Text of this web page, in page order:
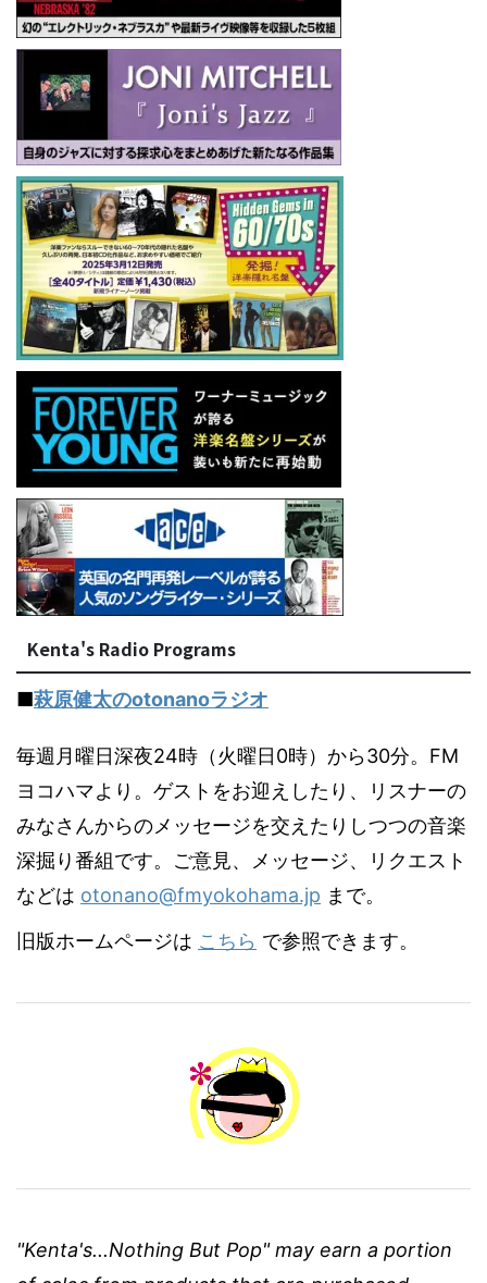
Kenta's Radio Programs
■萩原健太のotonanoラジオ
毎週月曜日深夜24時（火曜日0時）から30分。FM
ヨコハマより。ゲストをお迎えしたり、リスナーの
みなさんからのメッセージを交えたりしつつの音楽
深掘り番組です。ご意見、メッセージ、リクエスト
などは otonano@fmyokohama.jp まで。
旧版ホームページは こちら で参照できます。
"Kenta's...Nothing But Pop" may earn a portion